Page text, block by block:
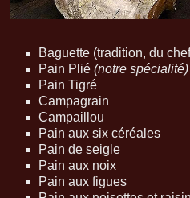
Baguette (tradition, du
Pain Plié(notre spécialité)
Pain Tigré
Campagrain
Campaillou
Pain aux six céréales
Pain de seigle
Pain aux noix
Pain aux figues